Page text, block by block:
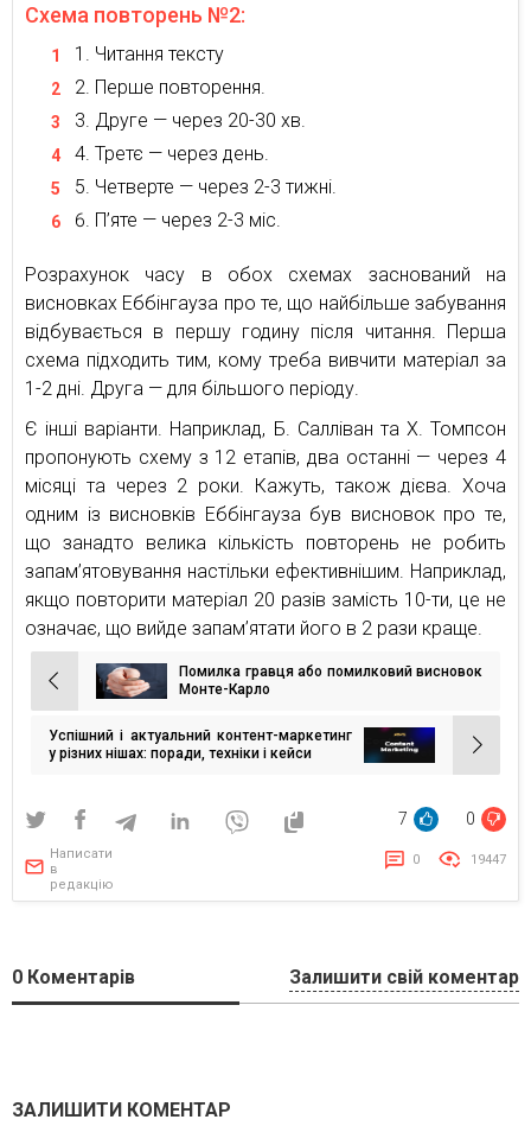
Схема повторень №2:
Читання тексту
Перше повторення.
Друге — через 20-30 хв.
Третє — через день.
Четверте — через 2-3 тижні.
П’яте — через 2-3 міс.
Розрахунок часу в обох схемах заснований на
висновках Еббінгауза про те, що найбільше забування
відбувається в першу годину після читання. Перша
схема підходить тим, кому треба вивчити матеріал за
1-2 дні. Друга — для більшого періоду.
Є інші варіанти. Наприклад, Б. Салліван та Х. Томпсон
пропонують схему з 12 етапів, два останні — через 4
місяці та через 2 роки. Кажуть, також дієва. Хоча
одним із висновків Еббінгауза був висновок про те,
що занадто велика кількість повторень не робить
запам’ятовування настільки ефективнішим. Наприклад,
якщо повторити матеріал 20 разів замість 10-ти, це не
означає, що вийде запам’ятати його в 2 рази краще.
Навігація
записів
Помилка гравця або помилковий висновок
Монте-Карло
Успішний і актуальний контент-маркетинг
у різних нішах: поради, техніки і кейси
7 0
Написати
в
редакцію
0 19447
0 Коментарів Залишити свій коментар
ЗАЛИШИТИ КОМЕНТАР